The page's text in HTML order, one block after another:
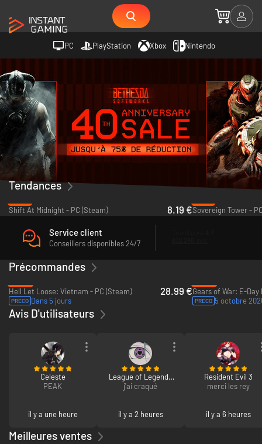
PC PlayStation Xbox Nintendo
Tendances
Shift At Midnight - PC (Steam)
8.19 €Sovereign Tower -
Service client
Conseillers disponibles 24/7
Précommandes
Hell Let Loose: Vietnam - PC (Steam)
PRÉCO Dans 5 jours
28.99 €
PRÉCO 5 octobre
Avis D'utilisateurs
Celeste
PEAK
il y a une heure
League of Legends
100 EUR - 13500 Riot
j'ai craqué
il y a 2 heures
Resident Evil 3
merci les rey
il y a 6 heures
Meilleures ventes